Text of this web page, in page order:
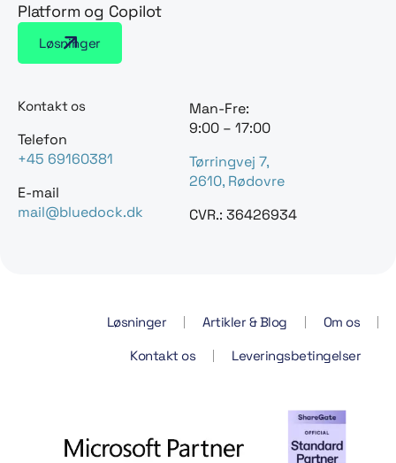
Platform og Copilot
Løsninger
Kontakt os
Telefon
+45 69160381
E-mail
mail@bluedock.dk
Man-Fre:
9:00 – 17:00
Tørringvej 7,
2610, Rødovre
CVR.: 36426934
Løsninger Artikler & Blog
Om os
Kontakt os
Leveringsbetingelser